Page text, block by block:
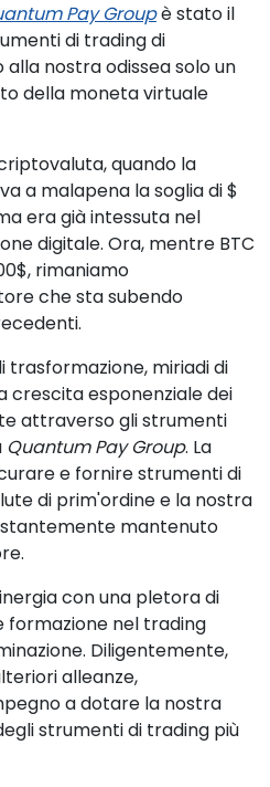
Pay Groupè stato il
di trading di
nostra odissea solo un
della moneta virtuale
quando la
a malapena la soglia di $
era già intessuta nel
digitale. Ora, mentre BTC
rimaniamo
che sta subendo
trasformazione, miriadi di
esponenziale dei
attraverso gli strumenti
Quantum Pay Group. La
e fornire strumenti di
di prim'ordine e la nostra
mantenuto
con una pletora di
formazione nel trading
Diligentemente,
alleanze,
a dotare la nostra
strumenti di trading più